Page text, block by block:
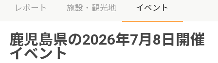
レポート 施設・観光地 イベント
鹿児島県の2026年7月8日開催
イベント